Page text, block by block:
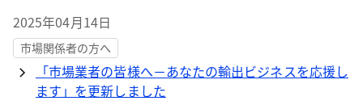
2025年04月14日
市場関係者の方へ
「市場業者の皆様へ－あなたの輸出ビジネスを応援し
ます」を更新しました